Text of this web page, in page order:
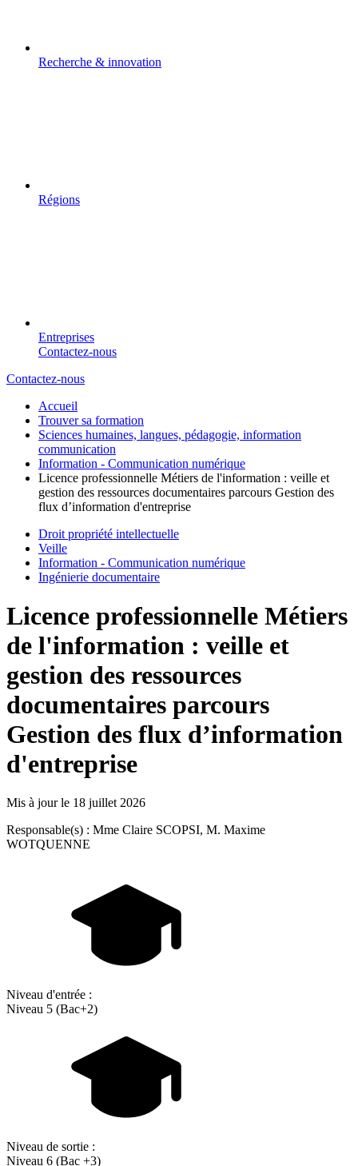
Recherche & innovation
Régions
Entreprises
Contactez-nous
Contactez-nous
Accueil
Trouver sa formation
Sciences humaines, langues, pédagogie, information
communication
Information - Communication numérique
Licence professionnelle Métiers de l'information : veille et
gestion des ressources documentaires parcours Gestion des
flux d’information d'entreprise
Droit propriété intellectuelle
Veille
Information - Communication numérique
Ingénierie documentaire
Licence professionnelle Métiers
de l'information : veille et
gestion des ressources
documentaires parcours
Gestion des flux d’information
d'entreprise
Mis à jour le 18 juillet 2026
Responsable(s) : Mme Claire SCOPSI, M. Maxime
WOTQUENNE
Niveau d'entrée :
Niveau 5 (Bac+2)
Niveau de sortie :
Niveau 6 (Bac +3)